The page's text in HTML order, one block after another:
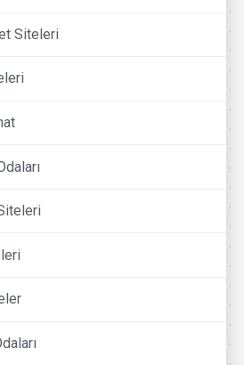
Siteleri